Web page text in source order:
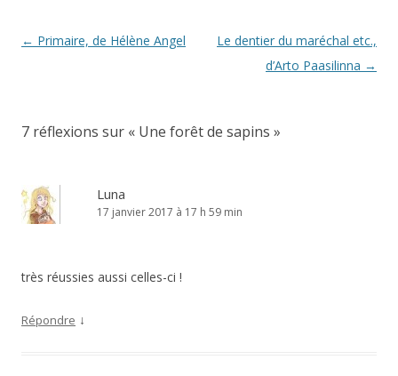
Navigation
← Primaire, de Hélène Angel
Le dentier du maréchal etc.,
d’Arto Paasilinna →
7 réflexions sur « Une forêt de sapins »
Luna
17 janvier 2017 à 17 h 59 min
très réussies aussi celles-ci !
Répondre ↓